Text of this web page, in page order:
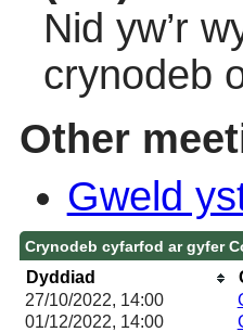
Nid yw’r
crynodeb
Other
Gweld
Crynodeb cyfarfod ar gyfer
Dyddiad
27/10/2022, 14:00
01/12/2022, 14:00